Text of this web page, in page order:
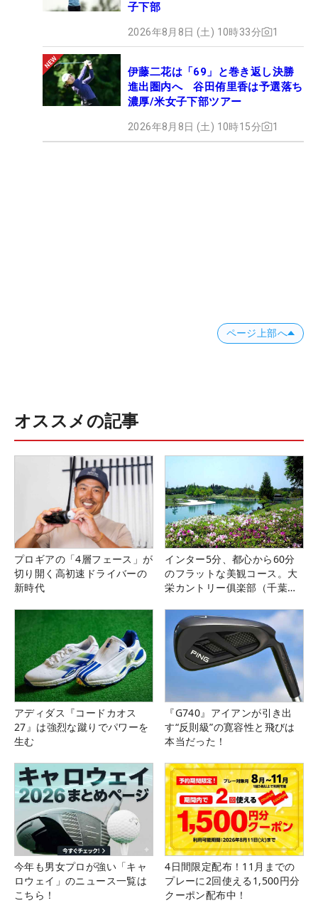
子下部
2026年8月8日 (土) 10時33分 1
伊藤二花は「69」と巻き返し決勝
進出圏内へ 谷田侑里香は予選落ち
濃厚/米女子下部ツアー
2026年8月8日 (土) 10時15分 1
ページ上部へ
オススメの記事
プロギアの「4層フェース」が
切り開く高初速ドライバーの
新時代
インター5分、都心から60分
のフラットな美観コース。大
栄カントリー俱楽部（千葉
アディダス『コードカオス
27』は強烈な蹴りでパワーを
生む
『G740』アイアンが引き出
す“反則級”の寛容性と飛びは
本当だった！
今年も男女プロが強い「キャ
ロウェイ」のニュース一覧は
こちら！
4日間限定配布！11月までの
プレーに2回使える1,500円分
クーポン配布中！